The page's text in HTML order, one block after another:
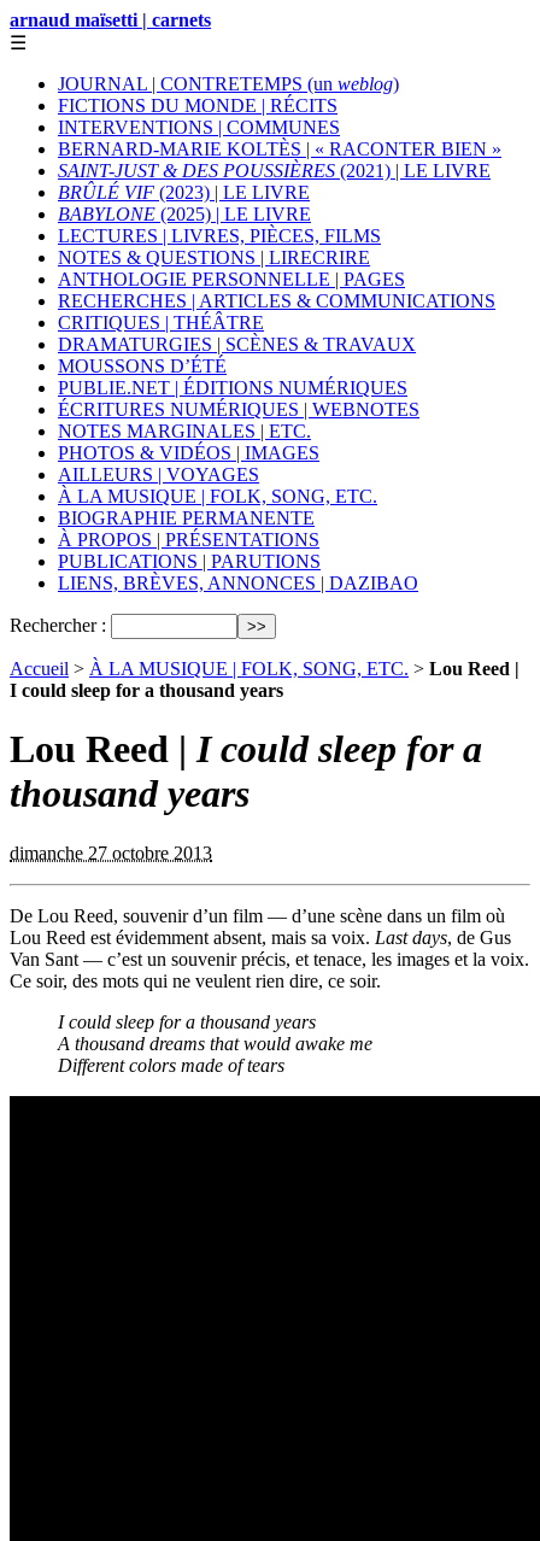
arnaud maïsetti | carnets
☰
JOURNAL | CONTRETEMPS (un weblog)
FICTIONS DU MONDE | RÉCITS
INTERVENTIONS | COMMUNES
BERNARD-MARIE KOLTÈS | « RACONTER BIEN »
SAINT-JUST & DES POUSSIÈRES (2021) | LE LIVRE
BRÛLÉ VIF (2023) | LE LIVRE
BABYLONE (2025) | LE LIVRE
LECTURES | LIVRES, PIÈCES, FILMS
NOTES & QUESTIONS | LIRECRIRE
ANTHOLOGIE PERSONNELLE | PAGES
RECHERCHES | ARTICLES & COMMUNICATIONS
CRITIQUES | THÉÂTRE
DRAMATURGIES | SCÈNES & TRAVAUX
MOUSSONS D’ÉTÉ
PUBLIE.NET | ÉDITIONS NUMÉRIQUES
ÉCRITURES NUMÉRIQUES | WEBNOTES
NOTES MARGINALES | ETC.
PHOTOS & VIDÉOS | IMAGES
AILLEURS | VOYAGES
À LA MUSIQUE | FOLK, SONG, ETC.
BIOGRAPHIE PERMANENTE
À PROPOS | PRÉSENTATIONS
PUBLICATIONS | PARUTIONS
LIENS, BRÈVES, ANNONCES | DAZIBAO
Rechercher :
Accueil > À LA MUSIQUE | FOLK, SONG, ETC. > Lou Reed |
I could sleep for a thousand years
Lou Reed |I could sleep for a
thousand years
dimanche 27 octobre 2013
De Lou Reed, souvenir d’un film — d’une scène dans un film où
Lou Reed est évidemment absent, mais sa voix. Last days, de Gus
Van Sant — c’est un souvenir précis, et tenace, les images et la voix.
Ce soir, des mots qui ne veulent rien dire, ce soir.
I could sleep for a thousand years
A thousand dreams that would awake me
Different colors made of tears